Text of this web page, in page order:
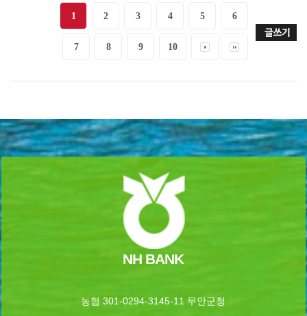
1 2 3 4 5 6
7 8 9 10
NH BANK
농협 301-0294-3145-11 무안군청